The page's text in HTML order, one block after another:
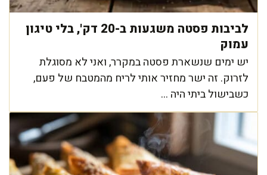
לביבות פסטה משגעות ב-20 דק', בלי טיגון
עמוק
יש ימים שנשארת פסטה במקרר, ואני לא מסוגלת
לזרוק. זה ישר מחזיר אותי לריח מהמטבח של פעם,
כשבישול ביתי היה ...